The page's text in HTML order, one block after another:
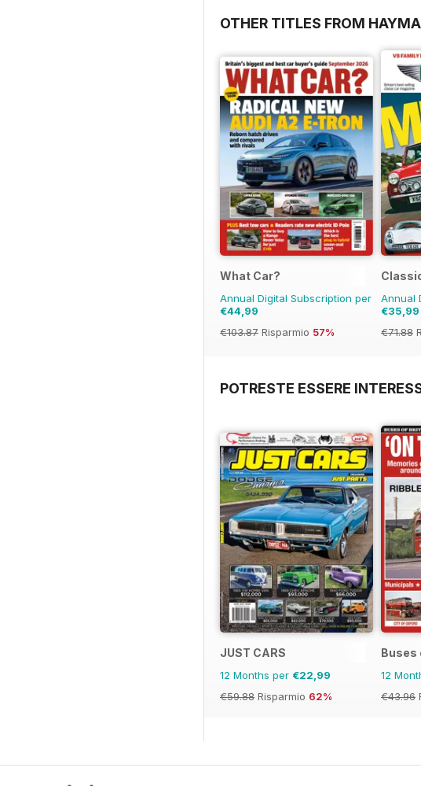
OTHER TITLES FROM
What Car?
Annual Digital Subscription per
€44,99
€103.87 Risparmio 57%
Annual
€35,99
€71.88
POTRESTE ESSERE
JUST CARS
12 Months per €22,99
€59.88 Risparmio 62%
Buses
12
€43.96